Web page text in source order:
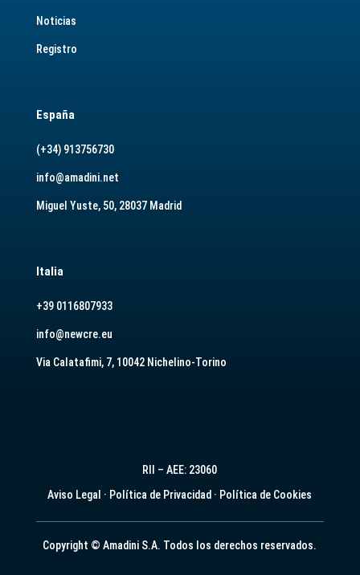
Noticias
Registro
España
(+34) 913756730
info@amadini.net
Miguel Yuste, 50, 28037 Madrid
Italia
+39 0116807933
info@newcre.eu
Via Calatafimi, 7, 10042 Nichelino-Torino
RII – AEE: 23060
Aviso Legal · Política de Privacidad · Política de Cookies
Copyright © Amadini S.A. Todos los derechos reservados.